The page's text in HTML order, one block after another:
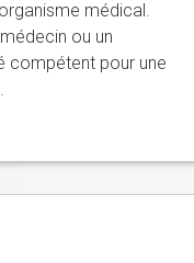
médical.
ou un
compétent pour une